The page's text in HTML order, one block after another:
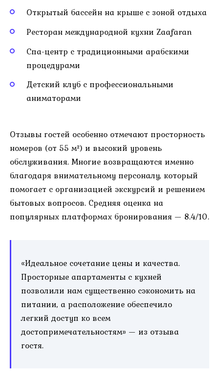
Открытый бассейн на крыше с зоной отдыха
Ресторан международной кухни Zaafaran
Спа-центр с традиционными арабскими
процедурами
Детский клуб с профессиональными
аниматорами
Отзывы гостей особенно отмечают просторность
номеров (от 55 м²) и высокий уровень
обслуживания. Многие возвращаются именно
благодаря внимательному персоналу, который
помогает с организацией экскурсий и решением
бытовых вопросов. Средняя оценка на
популярных платформах бронирования — 8.4/10.
«Идеальное сочетание цены и качества.
Просторные апартаменты с кухней
позволили нам существенно сэкономить на
питании, а расположение обеспечило
легкий доступ ко всем
достопримечательностям» — из отзыва
гостя.